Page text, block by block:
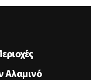
Αλαμινό